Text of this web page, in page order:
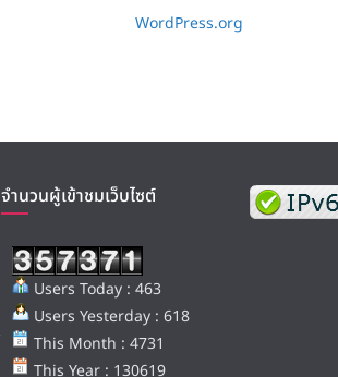
WordPress.org
จำนวนผู้เข้าชมเว็บไซต์
Users Today : 463
Users Yesterday : 618
This Month : 4731
This Year : 130619